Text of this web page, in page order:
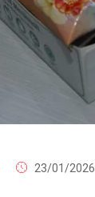
23/01/2026